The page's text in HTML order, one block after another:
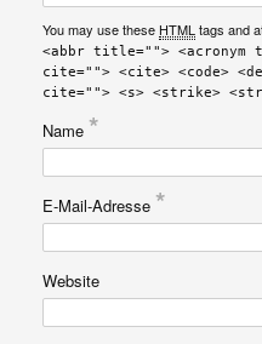
You may use these HTMLtags and
<abbr title=""> <acronym
cite=""> <cite> <code>
cite=""> <s> <strike>
Name *
E-Mail-Adresse *
Website